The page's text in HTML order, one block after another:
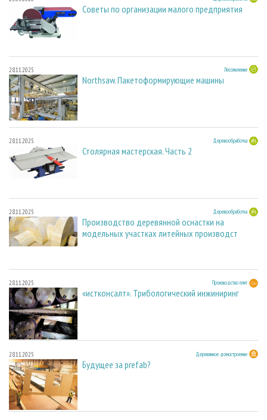
Советы по организации малого предприятия
28.11.2025 Лесопиление
Northsaw. Пакетоформирующие машины
28.11.2025 Деревообработка
Столярная мастерская. Часть 2
28.11.2025 Деревообработка
Производство деревянной оснастки на
модельных участках литейных производст
28.11.2025 Производство плит
«истконсалт». Трибологический инжиниринг
28.11.2025 Деревянное домостроение
Будущее за prefab?